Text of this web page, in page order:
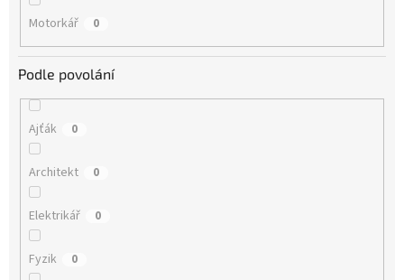
Motorkář 0
Podle povolání
Ajťák 0
Architekt 0
Elektrikář 0
Fyzik 0